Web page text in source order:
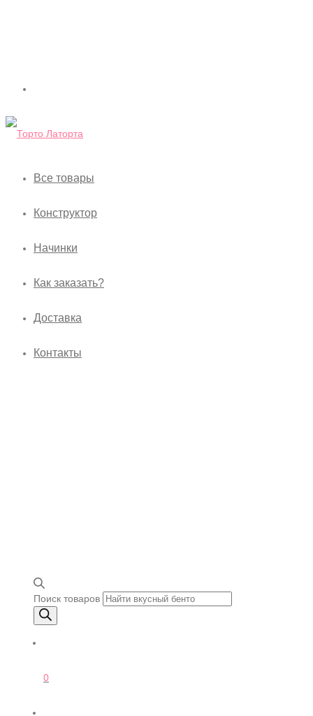
Все товары
Конструктор
Начинки
Как заказать?
Доставка
Контакты
Поиск товаров
0